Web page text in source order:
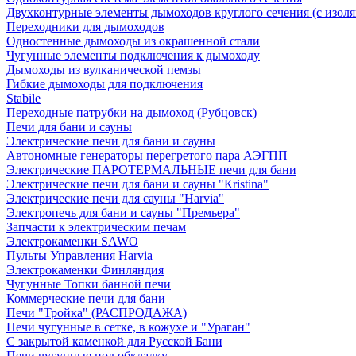
Двухконтурные элементы дымоходов круглого сечения (с
Переходники для дымоходов
Одностенные дымоходы из окрашенной стали
Чугунные элементы подключения к дымоходу
Дымоходы из вулканической пемзы
Гибкие дымоходы для подключения
Stabile
Переходные патрубки на дымоход (Рубцовск)
Печи для бани и сауны
Электрические печи для бани и сауны
Автономные генераторы перегретого пара АЭГПП
Электрические ПАРОТЕРМАЛЬНЫЕ печи для бани
Электрические печи для бани и сауны "Кristina"
Электрические печи для сауны "Harvia"
Электропечь для бани и сауны "Премьера"
Запчасти к электрическим печам
Электрокаменки SAWO
Пульты Управления Harvia
Электрокаменки Финляндия
Чугунные Топки банной печи
Коммерческие печи для бани
Печи "Тройка" (РАСПРОДАЖА)
Печи чугунные в сетке, в кожухе и "Ураган"
С закрытой каменкой для Русской Бани